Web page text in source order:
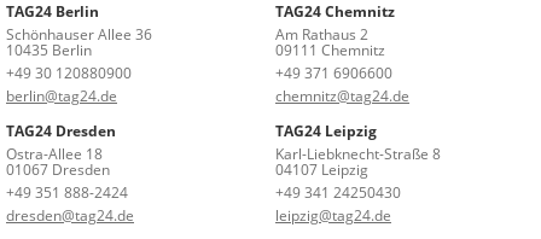
TAG24 Berlin
Schönhauser Allee 36
10435 Berlin
+49 30 120880900
berlin@tag24.de
TAG24 Chemnitz
Am Rathaus 2
09111 Chemnitz
+49 371 6906600
chemnitz@tag24.de
TAG24 Dresden
Ostra-Allee 18
01067 Dresden
+49 351 888-2424
dresden@tag24.de
TAG24 Leipzig
Karl-Liebknecht-Straße 8
04107 Leipzig
+49 341 24250430
leipzig@tag24.de